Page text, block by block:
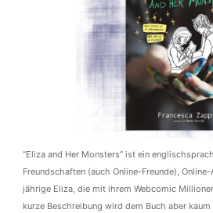
“Eliza and Her Monsters” ist ein
Freundschaften (auch Online-Freunde),
jährige Eliza, die mit ihrem Webcomic
kurze Beschreibung wird dem Buch aber